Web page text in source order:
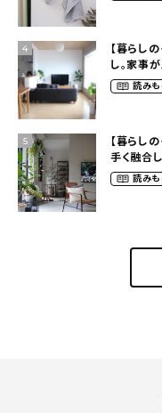
4
【暮らし
し。家事
賃貸暮ら
読み
5
【暮らし
手く融合
らす（読み